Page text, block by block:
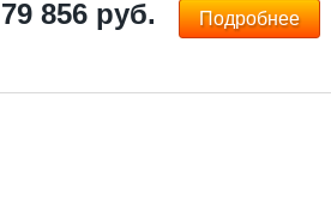
79 856 руб. Подробнее